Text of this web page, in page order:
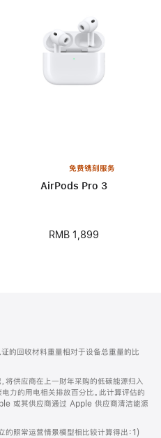
免费镌刻服务
AirPods Pro 3
RMB 1,899
的回收材料重量相对于设备总重量的比
将供应商在上一财年采购的低碳能源归入
力的用电相关排放百分比。此计算评估的
或其供应商通过 Apple 供应商清洁能源
照常运营情景模型相比较计算得出：1)